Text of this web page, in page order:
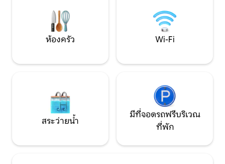
ห้องครัว Wi-Fi
สระว่ายน้ำ
มีที่จอดรถฟรีบริเวณ
ที่พัก